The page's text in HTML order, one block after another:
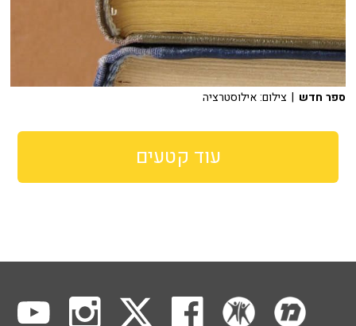
ספר חדש | צילום: אילוסטרציה
עוד קטעים